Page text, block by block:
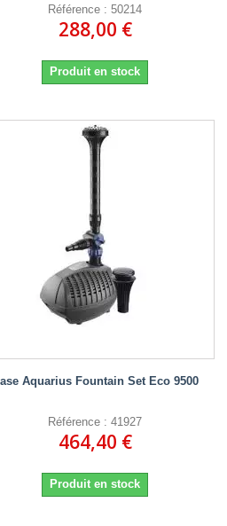
Référence : 50214
288,00 €
Produit en stock
Aquarius Fountain Set Eco 9500
Référence : 41927
464,40 €
Produit en stock